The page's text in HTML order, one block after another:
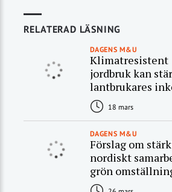
RELATERAD LÄSNING
DAGENS M&U
Klimatresistent
jordbruk kan
lantbrukares
18 mars
DAGENS M&U
Förslag om
nordiskt
grön